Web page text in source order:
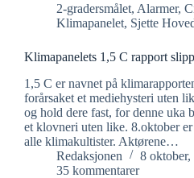
2-gradersmålet, Alarmer,
Klimapanelet, Sjette
Klimapanelets 1,5 C rapport
1,5 C er navnet på
forårsaket et mediehysteri uten
og hold dere fast, for denne uka
et klovneri uten like. 8.oktober
alle klimakultister. Aktørene…
Redaksjonen
8 oktober,
35 kommentarer